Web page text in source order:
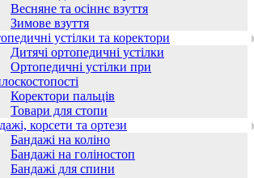
Весняне та осіннє взуття
Зимове взуття
устілки та коректори
Дитячі ортопедичні устілки
Ортопедичні устілки при
Коректори пальців
Товари для стопи
корсети та ортези
Бандажі на коліно
Бандажі на голіностоп
Бандажі для спини